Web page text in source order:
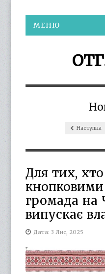
МЕНЮ
Наступна
Для тих, хто
громада на
випускає
Дата: 3 Лис, 2025